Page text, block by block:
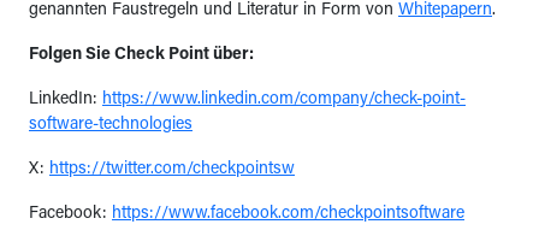
genannten Faustregeln und Literatur in Form von Whitepapern.
Folgen Sie Check Point über:
LinkedIn: https://www.linkedin.com/company/check-point-
software-technologies
X: https://twitter.com/checkpointsw
Facebook: https://www.facebook.com/checkpointsoftware